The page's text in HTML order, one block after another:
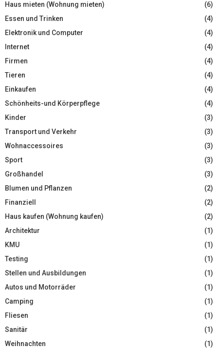
Haus mieten (Wohnung mieten)
(6)
Essen und Trinken
(4)
Elektronik und Computer
(4)
Internet
(4)
Firmen
(4)
Tieren
(4)
Einkaufen
(4)
Schönheits-und Körperpflege
(4)
Kinder
(3)
Transport und Verkehr
(3)
Wohnaccessoires
(3)
Sport
(3)
Großhandel
(3)
Blumen und Pflanzen
(2)
Finanziell
(2)
Haus kaufen (Wohnung kaufen)
(2)
Architektur
(1)
KMU
(1)
Testing
(1)
Stellen und Ausbildungen
(1)
Autos und Motorräder
(1)
Camping
(1)
Fliesen
(1)
Sanitär
(1)
Weihnachten
(1)